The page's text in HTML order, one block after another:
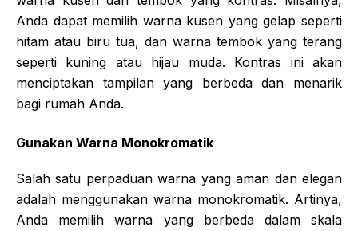
Anda dapat memilih warna kusen yang gelap seperti
hitam atau biru tua, dan warna tembok yang terang
seperti kuning atau hijau muda. Kontras ini akan
menciptakan tampilan yang berbeda dan menarik
bagi rumah Anda.
Gunakan Warna Monokromatik
Salah satu perpaduan warna yang aman dan elegan
adalah menggunakan warna monokromatik. Artinya,
Anda memilih warna yang berbeda dalam skala